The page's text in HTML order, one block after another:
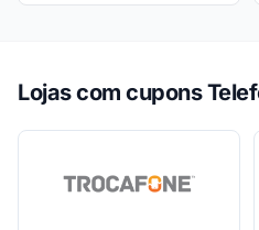
Lojas com cupons